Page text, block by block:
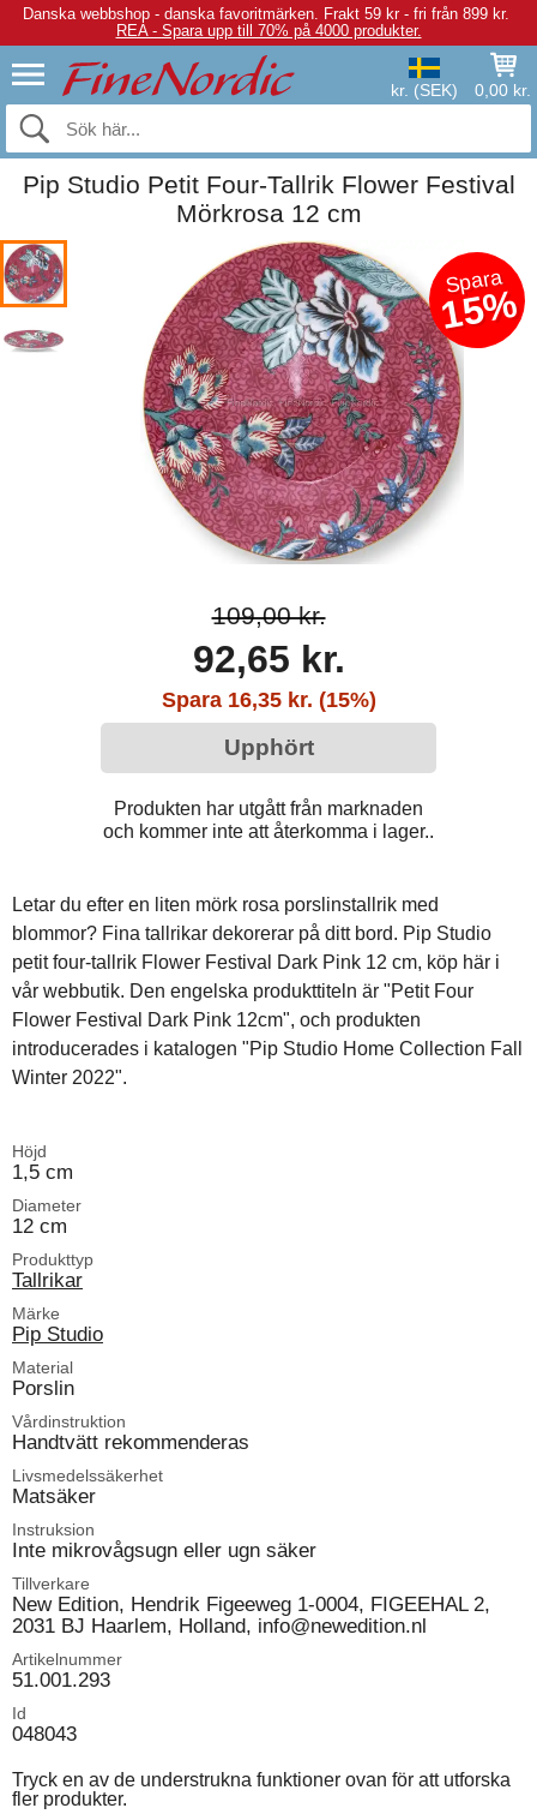
Danska webbshop - danska favoritmärken. Frakt 59 kr - fri från 899 kr.
REA - Spara upp till 70% på 4000 produkter.
kr. (SEK) 0,00 kr.
Pip Studio Petit Four-Tallrik Flower Festival
Mörkrosa 12 cm
Spara
15%
109,00 kr.
92,65 kr.
Spara 16,35 kr. (15%)
Upphört
Produkten har utgått från marknaden
och kommer inte att återkomma i lager..
Letar du efter en liten mörk rosa porslinstallrik med
blommor? Fina tallrikar dekorerar på ditt bord. Pip Studio
petit four-tallrik Flower Festival Dark Pink 12 cm, köp här i
vår webbutik. Den engelska produkttiteln är "Petit Four
Flower Festival Dark Pink 12cm", och produkten
introducerades i katalogen "Pip Studio Home Collection Fall
Winter 2022".
Höjd
1,5 cm
Diameter
12 cm
Produkttyp
Tallrikar
Märke
Pip Studio
Material
Porslin
Vårdinstruktion
Handtvätt rekommenderas
Livsmedelssäkerhet
Matsäker
Instruksion
Inte mikrovågsugn eller ugn säker
Tillverkare
New Edition, Hendrik Figeeweg 1-0004, FIGEEHAL 2,
2031 BJ Haarlem, Holland, info@newedition.nl
Artikelnummer
51.001.293
Id
048043
Tryck en av de understrukna funktioner ovan för att utforska
fler produkter.